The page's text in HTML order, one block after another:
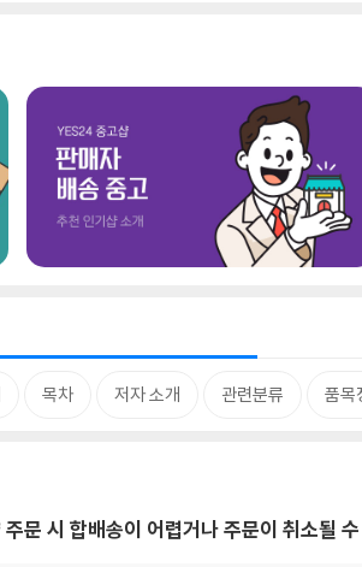
목차 저자 소개 관련분류 품목
문 시 합배송이 어렵거나 주문이 취소될